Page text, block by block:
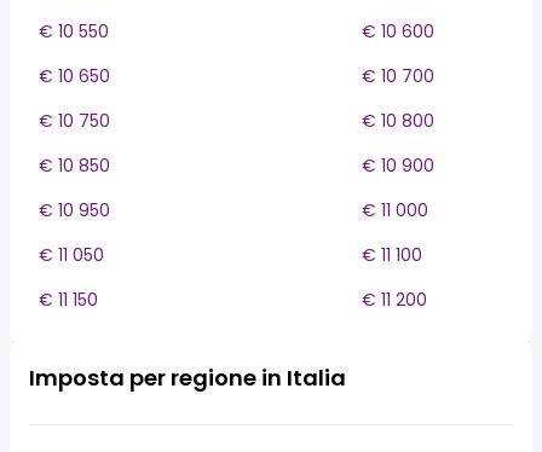
€ 10 550
€ 10 600
€ 10 650
€ 10 700
€ 10 750
€ 10 800
€ 10 850
€ 10 900
€ 10 950
€ 11 000
€ 11 050
€ 11 100
€ 11 150
€ 11 200
Imposta per regione in Italia